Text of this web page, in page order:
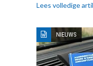
Lees volledige
NIEUWS